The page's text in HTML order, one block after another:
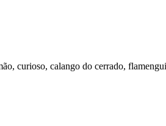
curioso, calango do cerrado,